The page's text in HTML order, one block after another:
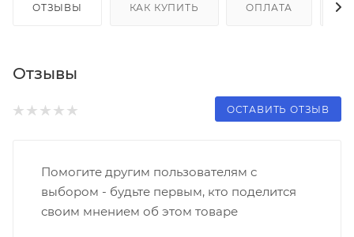
ОТЗЫВЫ КАК КУПИТЬ ОПЛАТА
Отзывы
ОСТАВИТЬ ОТЗЫВ
Помогите другим пользователям с
выбором - будьте первым, кто поделится
своим мнением об этом товаре